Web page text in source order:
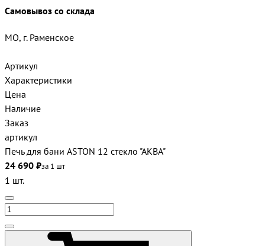
Самовывоз со склада
МО, г. Раменское
Артикул
Характеристики
Цена
Наличие
Заказ
артикул
Печь для бани ASTON 12 стекло "АКВА"
24 690 ₽за 1 шт
1 шт.